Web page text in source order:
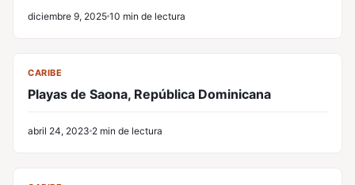
diciembre 9, 2025 10 min de lectura
CARIBE
Playas de Saona, República Dominicana
abril 24, 2023 2 min de lectura